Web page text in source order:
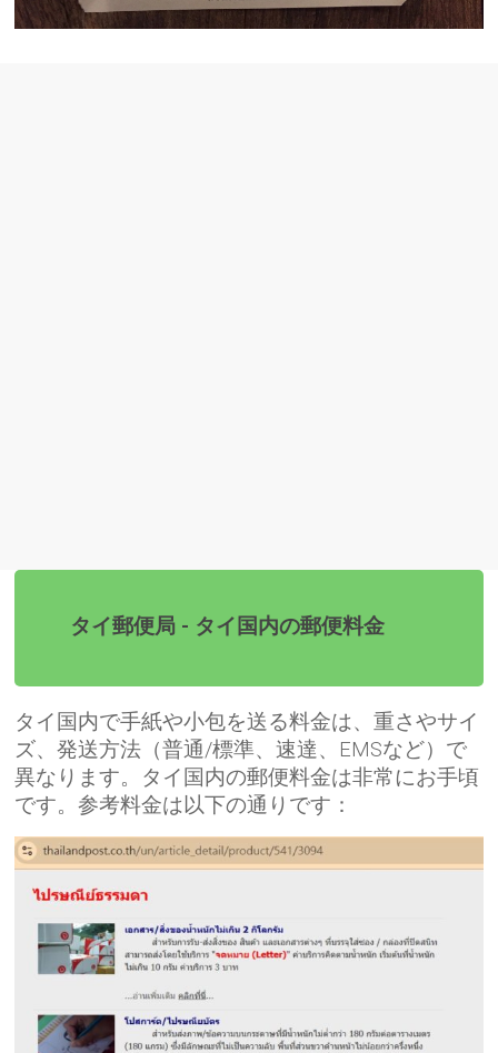
タイ郵便局 - タイ国内の郵便料金
タイ国内で手紙や小包を送る料金は、重さやサイ
ズ、発送方法（普通/標準、速達、EMSなど）で
異なります。タイ国内の郵便料金は非常にお手頃
です。参考料金は以下の通りです：